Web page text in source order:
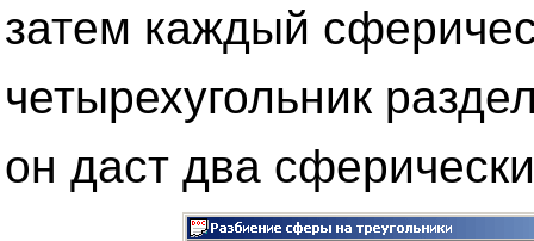
затем каждый
четырехугольник
он даст два